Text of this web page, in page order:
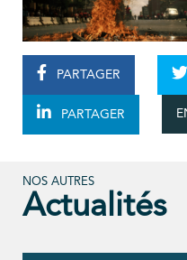
PARTAGER
PARTAGER
NOS AUTRES
Actualités